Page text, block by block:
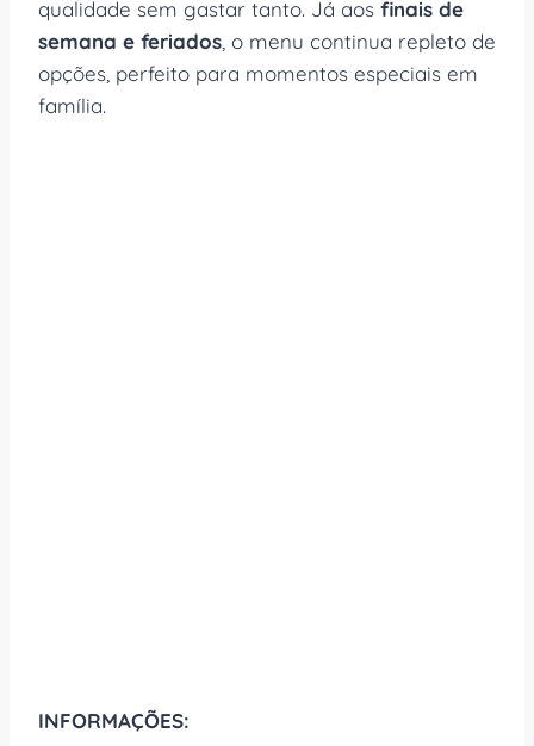
qualidade sem gastar tanto. Já aos finais de
semana e feriados , o menu continua repleto de
opções, perfeito para momentos especiais em
família.
INFORMAÇÕES: